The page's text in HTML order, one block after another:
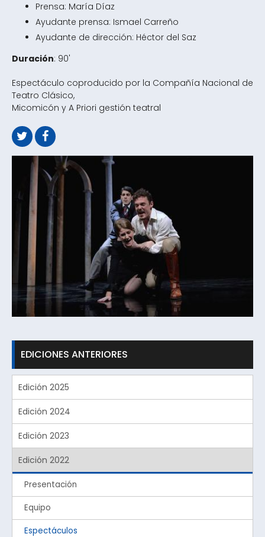
Prensa: María Díaz
Ayudante prensa: Ismael Carreño
Ayudante de dirección: Héctor del Saz
Duración: 90'
Espectáculo coproducido por la Compañía Nacional de
Teatro Clásico,
Micomicón y A Priori gestión teatral
EDICIONES ANTERIORES
Edición 2025
Edición 2024
Edición 2023
Edición 2022
Presentación
Equipo
Espectáculos